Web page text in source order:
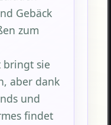
Gebäck
zum
bringt sie
aber dank
und
findet